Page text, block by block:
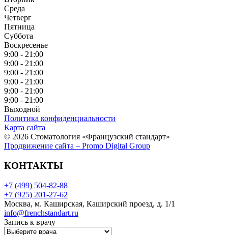
Среда
Четверг
Пятница
Суббота
Воскресенье
9:00 - 21:00
9:00 - 21:00
9:00 - 21:00
9:00 - 21:00
9:00 - 21:00
9:00 - 21:00
Выходной
Политика конфиденциальности
Карта сайта
© 2026 Стоматология «Французский стандарт»
Продвижение сайта – Promo Digital Group
КОНТАКТЫ
+7 (499) 504-82-88
+7 (925) 201-27-62
Москва, м. Каширская, Каширский проезд, д. 1/1
info@frenchstandart.ru
Запись к врачу